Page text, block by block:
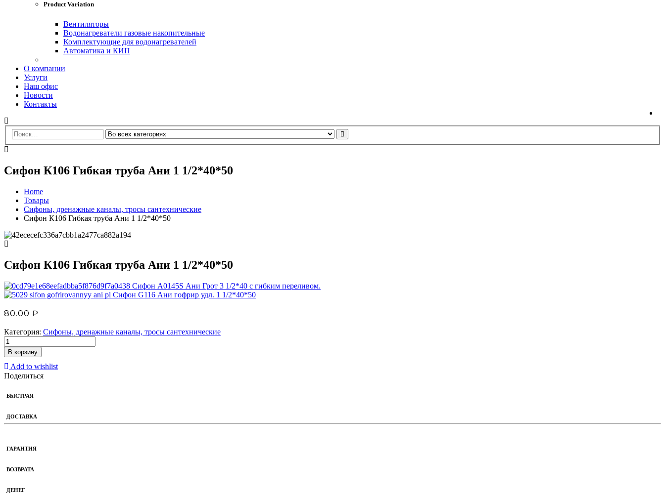
Product Variation
Вентиляторы
Водонагреватели газовые накопительные
Комплектующие для водонагревателей
Автоматика и КИП
О компании
Услуги
Наш офис
Новости
Контакты
Сифон К106 Гибкая труба Ани 1 1/2*40*50
Home
Товары
Сифоны, дренажные каналы, тросы сантехнические
Сифон К106 Гибкая труба Ани 1 1/2*40*50
Сифон К106 Гибкая труба Ани 1 1/2*40*50
Сифон А0145S Ани Грот 3 1/2*40 с гибким переливом.
Сифон G116 Ани гофрир удл. 1 1/2*40*50
80.00 ₽
Категория: Сифоны, дренажные каналы, тросы сантехнические
В корзину
Add to wishlist
Поделиться
БЫСТРАЯ
ДОСТАВКА
ГАРАНТИЯ
ВОЗВРАТА
ДЕНЕГ